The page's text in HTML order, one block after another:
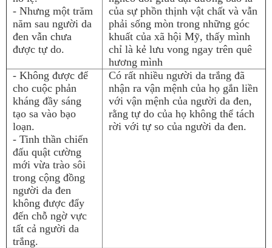
- Nhưng một trăm
năm sau người da
đen vẫn chưa
được tự do.
của sự phồn thịnh vật chất và vẫn
phải sống mòn trong những góc
khuất của xã hội Mỹ, thấy mình
chỉ là kẻ lưu vong ngay trên quê
hương mình
- Không được để
cho cuộc phản
kháng đầy sáng
tạo sa vào bạo
loạn.
- Tinh thần chiến
đấu quật cường
mới vừa trào sôi
trong cộng đồng
người da đen
không được đẩy
đến chỗ ngờ vực
tất cả người da
trắng.
Có rất nhiều người da trắng đã
nhận ra vận mệnh của họ gắn liền
với vận mệnh của người da đen,
rằng tự do của họ không thể tách
rời với tự so của người da đen.